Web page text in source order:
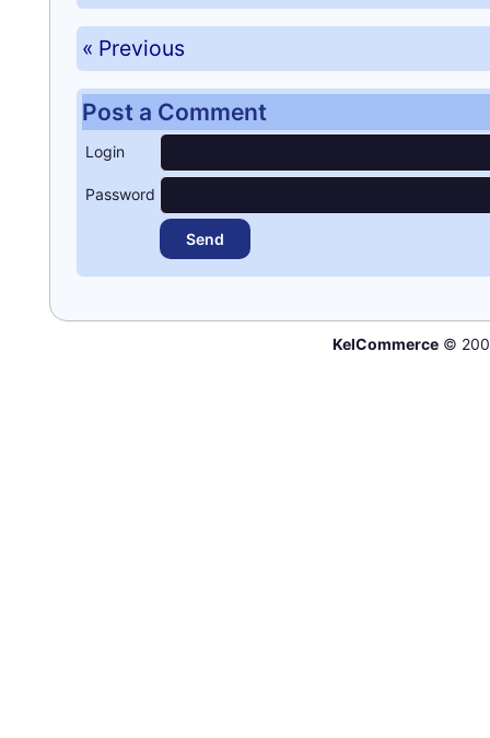
« Previous
Post a Comment
Login
Password
KelCommerce©